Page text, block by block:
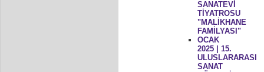
SANATEVİ
TİYATROSU
"MALİKHANE
FAMİLYASI"
OCAK
2025 | 15.
ULUSLARARASI
SANAT